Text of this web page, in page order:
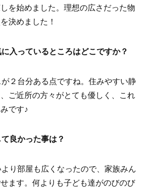
を始めました。理想の広さだった物
決めました！
入っているところはどこですか？
２台分ある点ですね。住みやすい静
ご近所の方々がとても優しく、これ
です♪
良かった事は？
り部屋も広くなったので、家族みん
ます。何よりも子ども達がのびのび